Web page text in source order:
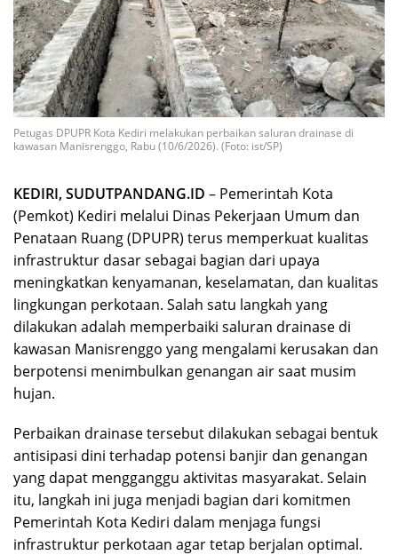
Petugas DPUPR Kota Kediri melakukan perbaikan saluran drainase di
kawasan Manisrenggo, Rabu (10/6/2026). (Foto: ist/SP)
KEDIRI, SUDUTPANDANG.ID – Pemerintah Kota
(Pemkot) Kediri melalui Dinas Pekerjaan Umum dan
Penataan Ruang (DPUPR) terus memperkuat kualitas
infrastruktur dasar sebagai bagian dari upaya
meningkatkan kenyamanan, keselamatan, dan kualitas
lingkungan perkotaan. Salah satu langkah yang
dilakukan adalah memperbaiki saluran drainase di
kawasan Manisrenggo yang mengalami kerusakan dan
berpotensi menimbulkan genangan air saat musim
hujan.
Perbaikan drainase tersebut dilakukan sebagai bentuk
antisipasi dini terhadap potensi banjir dan genangan
yang dapat mengganggu aktivitas masyarakat. Selain
itu, langkah ini juga menjadi bagian dari komitmen
Pemerintah Kota Kediri dalam menjaga fungsi
infrastruktur perkotaan agar tetap berjalan optimal.